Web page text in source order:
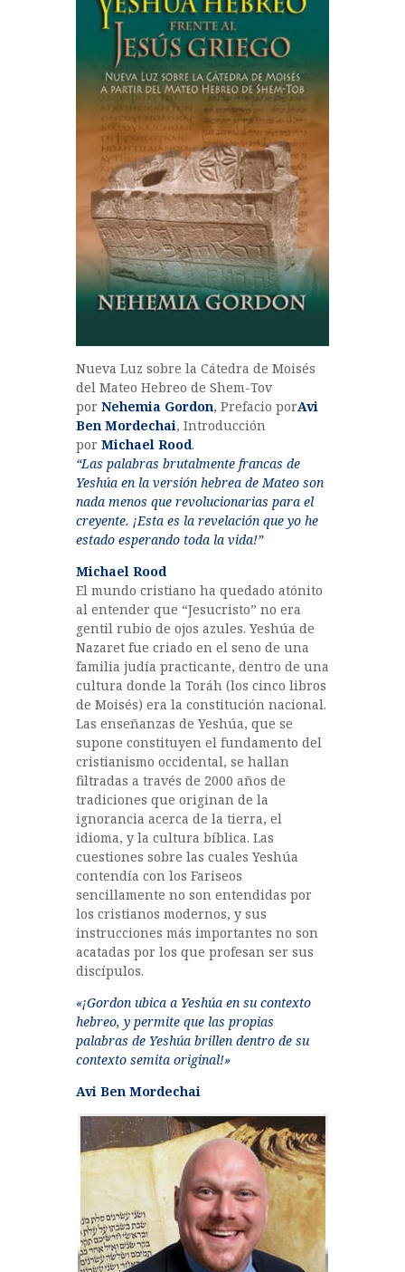
Nueva Luz sobre la Cátedra de Moisés
del Mateo Hebreo de Shem-Tov
por Nehemia Gordon, Prefacio porAvi
Ben Mordechai, Introducción
por Michael Rood.
“Las palabras brutalmente francas de
Yeshúa en la versión hebrea de Mateo son
nada menos que revolucionarias para el
creyente. ¡Esta es la revelación que yo he
estado esperando toda la vida!”
Michael Rood
El mundo cristiano ha quedado atónito
al entender que “Jesucristo” no era
gentil rubio de ojos azules. Yeshúa de
Nazaret fue criado en el seno de una
familia judía practicante, dentro de una
cultura donde la Toráh (los cinco libros
de Moisés) era la constitución nacional.
Las enseñanzas de Yeshúa, que se
supone constituyen el fundamento del
cristianismo occidental, se hallan
filtradas a través de 2000 años de
tradiciones que originan de la
ignorancia acerca de la tierra, el
idioma, y la cultura bíblica. Las
cuestiones sobre las cuales Yeshúa
contendía con los Fariseos
sencillamente no son entendidas por
los cristianos modernos, y sus
instrucciones más importantes no son
acatadas por los que profesan ser sus
discípulos.
«¡Gordon ubica a Yeshúa en su contexto
hebreo, y permite que las propias
palabras de Yeshúa brillen dentro de su
contexto semita original!»
Avi Ben Mordechai